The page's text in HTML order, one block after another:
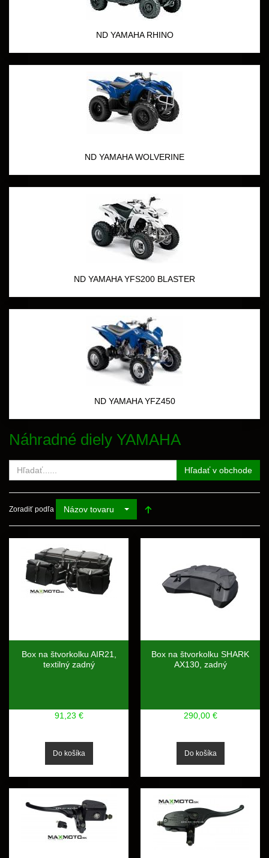
ND YAMAHA RHINO
ND YAMAHA WOLVERINE
ND YAMAHA YFS200 BLASTER
ND YAMAHA YFZ450
Náhradné diely YAMAHA
Hľadať v obchode
Zoradiť podľa Názov tovaru
Box na štvorkolku AIR21,
textilný zadný
91,23 €
Box na štvorkolku SHARK
AX130, zadný
290,00 €